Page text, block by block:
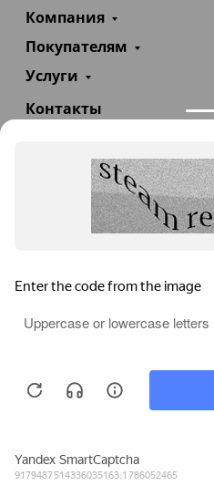
Компания
Покупателям
Услуги
Контакты
info@teploexpert.com
Пн—Сб 09:00 – 18:00
TeploExpert.com © 2008 -
систем отопления,